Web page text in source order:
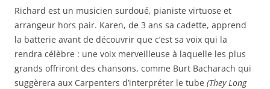
Richard est un musicien surdoué, pianiste virtuose et
arrangeur hors pair. Karen, de 3 ans sa cadette, apprend
la batterie avant de découvrir que c’est sa voix qui la
rendra célèbre : une voix merveilleuse à laquelle les plus
grands offriront des chansons, comme Burt Bacharach qui
suggèrera aux Carpenters d’interpréter le tube (They Long